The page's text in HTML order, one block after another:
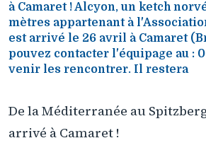
à Camaret ! Alcyon, un ketch
mètres appartenant à
est arrivé le 26 avril à Camaret
pouvez contacter l'équipage au :
venir les rencontrer. Il restera
De la Méditerranée au
arrivé à Camaret !